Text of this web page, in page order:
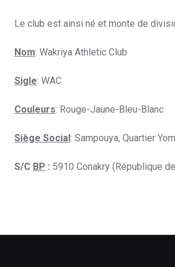
Le club est ainsi né et monte de
Nom: Wakriya Athletic Club
Sigle: WAC
Couleurs: Rouge-Jaune-Bleu-Blanc
Siège Social : Sampouya, Quartier
S/C BP : 5910 Conakry (République